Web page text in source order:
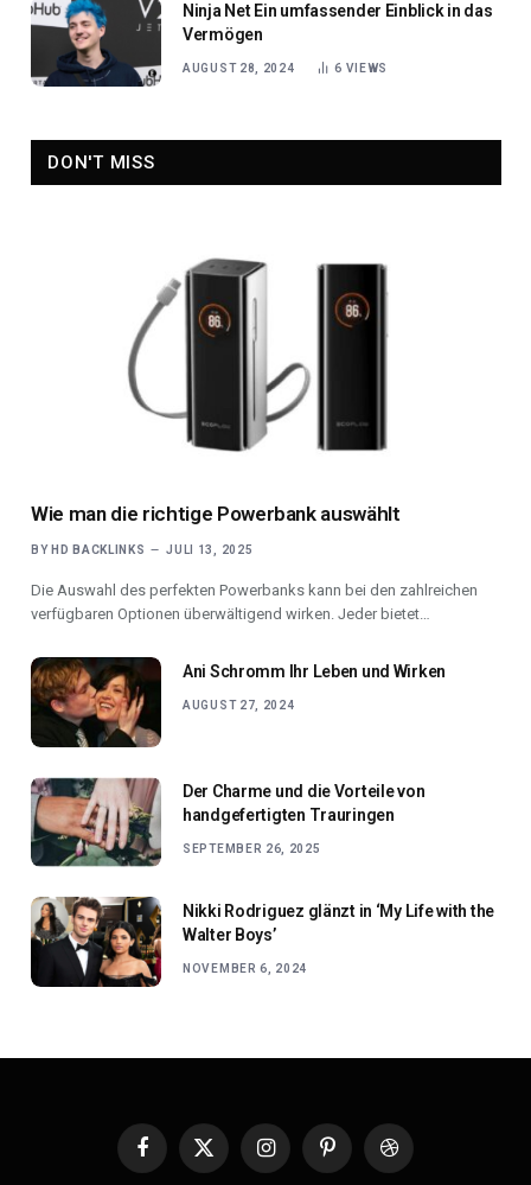
Ninja Net Ein umfassender Einblick in das
Vermögen
AUGUST 28, 2024 6 VIEWS
DON'T MISS
Wie man die richtige Powerbank auswählt
BY HD BACKLINKS JULI 13, 2025
Die Auswahl des perfekten Powerbanks kann bei den zahlreichen
verfügbaren Optionen überwältigend wirken. Jeder bietet…
Ani Schromm Ihr Leben und Wirken
AUGUST 27, 2024
Der Charme und die Vorteile von
handgefertigten Trauringen
SEPTEMBER 26, 2025
Nikki Rodriguez glänzt in ‘My Life with the
Walter Boys’
NOVEMBER 6, 2024
Facebook
X
InstagramPinterestDribbble